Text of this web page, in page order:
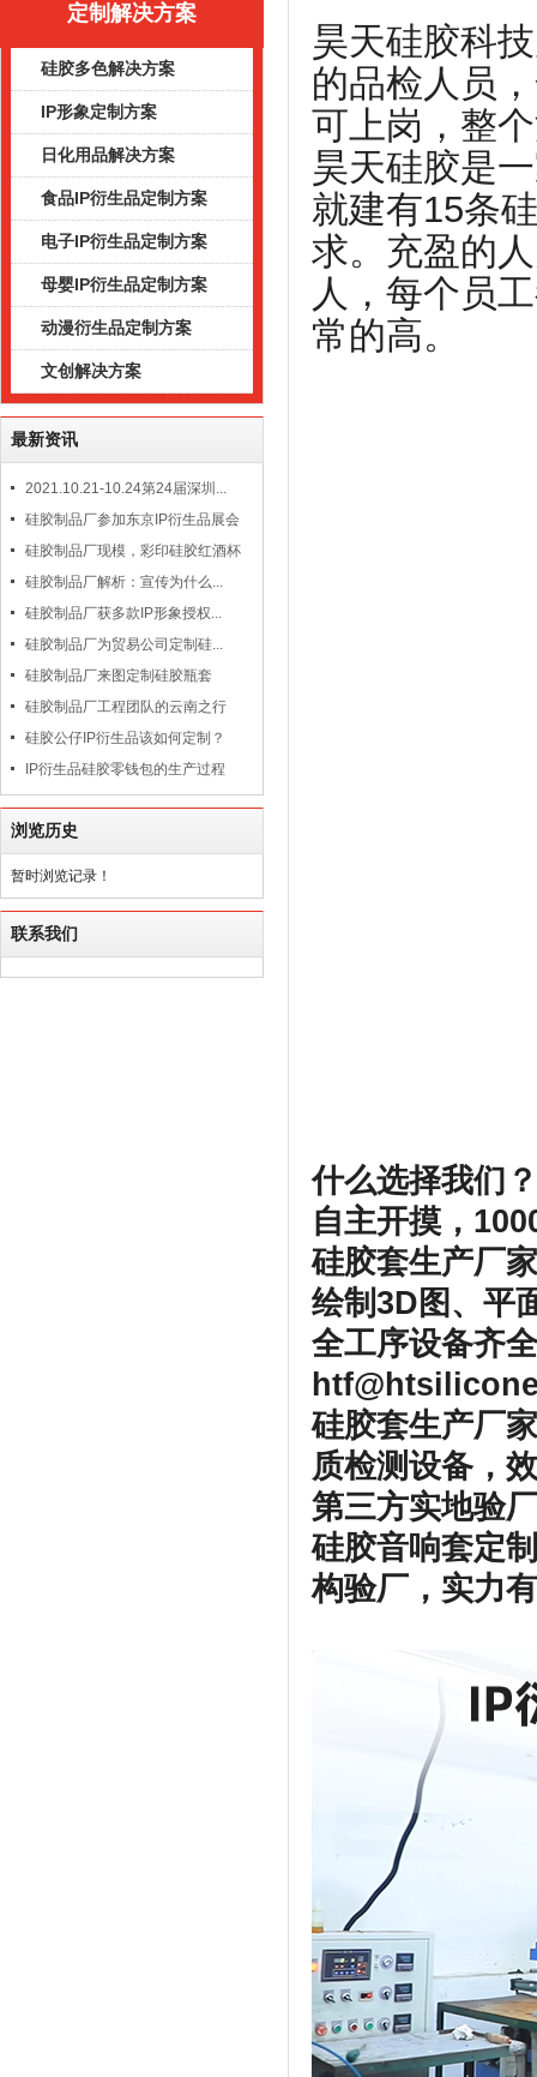
定制解决方案
硅胶多色解决方案
IP形象定制方案
日化用品解决方案
食品IP衍生品定制方案
电子IP衍生品定制方案
母婴IP衍生品定制方案
动漫衍生品定制方案
文创解决方案
最新资讯
2021.10.21-10.24第24届深圳...
硅胶制品厂参加东京IP衍生品展会
硅胶制品厂现模，彩印硅胶红酒杯
硅胶制品厂解析：宣传为什么...
硅胶制品厂获多款IP形象授权...
硅胶制品厂为贸易公司定制硅...
硅胶制品厂来图定制硅胶瓶套
硅胶制品厂工程团队的云南之行
硅胶公仔IP衍生品该如何定制？
IP衍生品硅胶零钱包的生产过程
浏览历史
暂时浏览记录！
联系我们
昊天硅胶科
的品检人员
可上岗，整
昊天硅胶是
就建有15条
求。充盈的
人，每个员
常的高。
什么选择我们？
自主开摸，
硅胶套生产厂
绘制3D图、平
全工序设备齐
硅胶套生产厂
质检测设备，
第三方实地验
硅胶音响套定
构验厂，实力